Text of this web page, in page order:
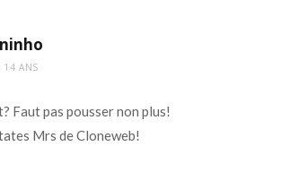
14 ANS
Faut pas pousser non plus!
Mrs de Cloneweb!